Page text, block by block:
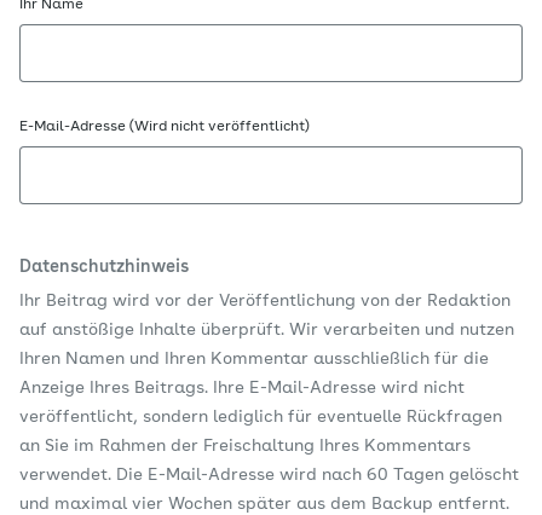
Ihr Name
E-Mail-Adresse (Wird nicht veröffentlicht)
Datenschutzhinweis
Ihr Beitrag wird vor der Veröffentlichung von der Redaktion
auf anstößige Inhalte überprüft. Wir verarbeiten und nutzen
Ihren Namen und Ihren Kommentar ausschließlich für die
Anzeige Ihres Beitrags. Ihre E-Mail-Adresse wird nicht
veröffentlicht, sondern lediglich für eventuelle Rückfragen
an Sie im Rahmen der Freischaltung Ihres Kommentars
verwendet. Die E-Mail-Adresse wird nach 60 Tagen gelöscht
und maximal vier Wochen später aus dem Backup entfernt.